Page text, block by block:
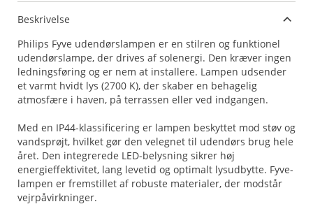
Beskrivelse
Philips Fyve udendørslampen er en stilren og funktionel
udendørslampe, der drives af solenergi. Den kræver ingen
ledningsføring og er nem at installere. Lampen udsender
et varmt hvidt lys (2700 K), der skaber en behagelig
atmosfære i haven, på terrassen eller ved indgangen.
Med en IP44-klassificering er lampen beskyttet mod støv og
vandsprøjt, hvilket gør den velegnet til udendørs brug hele
året. Den integrerede LED-belysning sikrer høj
energieffektivitet, lang levetid og optimalt lysudbytte. Fyve-
lampen er fremstillet af robuste materialer, der modstår
vejrpåvirkninger.